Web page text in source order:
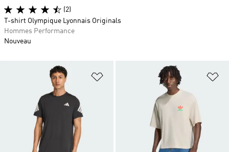
Ajouter à la Liste de produits
(2)
T-shirt Olympique Lyonnais Originals
Hommes Performance
Nouveau